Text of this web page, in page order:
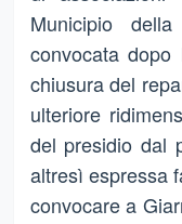
Municipio
convocata
chiusura del
ulteriore
del presidio dal
altresì espressa
convocare a